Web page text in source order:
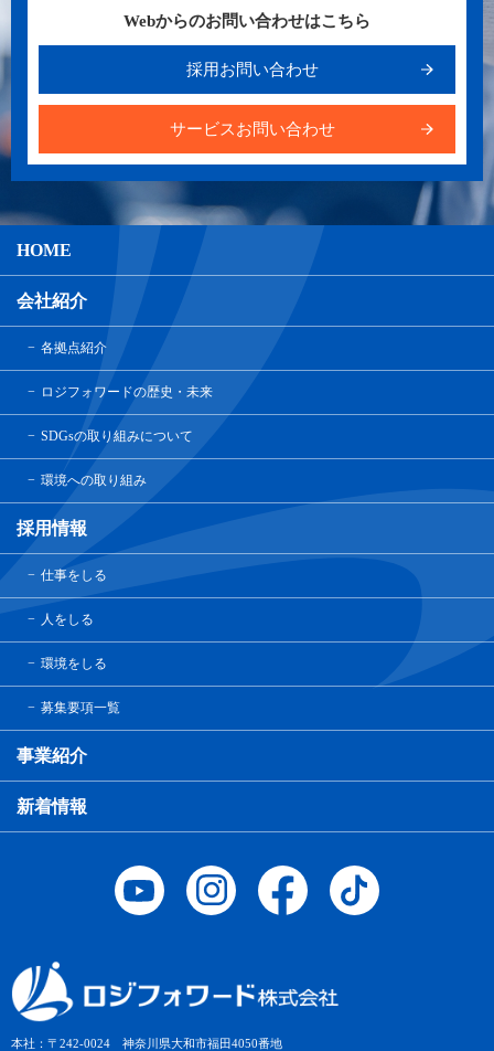
Webからのお問い合わせはこちら
採用お問い合わせ
サービスお問い合わせ
本社：〒242-0024 神奈川県大和市福田4050番地
HOME
会社紹介
各拠点紹介
ロジフォワードの歴史・未来
SDGsの取り組みについて
環境への取り組み
採用情報
仕事をしる
人をしる
環境をしる
募集要項一覧
事業紹介
新着情報